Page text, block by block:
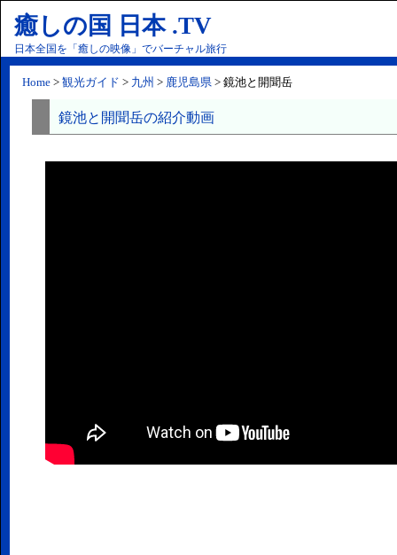
癒しの国 日本 .TV
日本全国を「癒しの映像」でバーチャル旅行
Home > 観光ガイド > 九州 > 鹿児島県 > 鏡池と開聞岳
鏡池と開聞岳の紹介動画